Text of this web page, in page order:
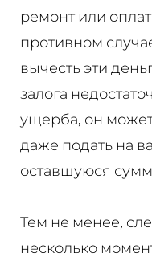
ремонт или
противном
вычесть эти
залога
ущерба, он
даже подать на
оставшуюся
Тем не менее,
несколько